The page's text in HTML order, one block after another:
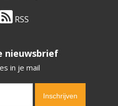
RSS
nieuwsbrief
in je mail